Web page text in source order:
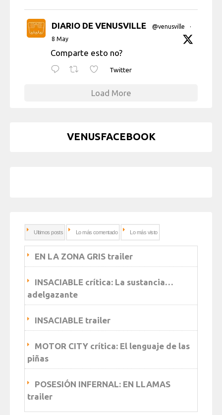
DIARIO DE VENUSVILLE @venusville
·
8 May
Comparte esto no?
Twitter
Load More
VENUSFACEBOOK
Ultimos posts Lo más comentado Lo más visto
EN LA ZONA GRIS trailer
INSACIABLE crítica: La sustancia…
adelgazante
INSACIABLE trailer
MOTOR CITY crítica: El lenguaje de las
piñas
POSESIÓN INFERNAL: EN LLAMAS
trailer